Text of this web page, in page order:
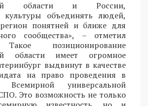
области и России,
культуры объединять людей,
понятней и ближе для
сообщества», – отметил
позиционирование
области имеет огромное
выдвинут в качестве
на право проведения в
универсальной
Это возможность не только